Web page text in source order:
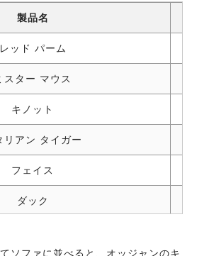
製品名
レッド パーム
スター マウス
キノット
リアン タイガー
フェイス
ダック
ソファに並べると、オッジャンのキ